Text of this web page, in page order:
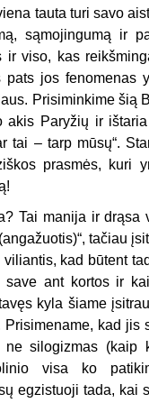
tauta turi savo
sąmojingumą ir
ir viso, kas
jos fenomenas
Prisiminkime šią
Paryžių ir ištaria
tai – tarp mūsų“.
prasmės, kuri
Tai manija ir
tačiau
kad būtent
ant kortos ir
kyla šiame
Prisimename, kad jis
silogizmas (kaip
visa ko
egzistuoji tada, kai